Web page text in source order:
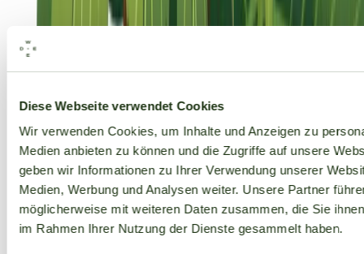
Diese Webseite verwendet Cookies
Wir verwenden Cookies, um Inhalte und Anzeigen zu
Medien anbieten zu können und die Zugriffe auf unsere
geben wir Informationen zu Ihrer Verwendung unserer
Medien, Werbung und Analysen weiter. Unsere Partner
möglicherweise mit weiteren Daten zusammen, die Sie
im Rahmen Ihrer Nutzung der Dienste gesammelt haben.